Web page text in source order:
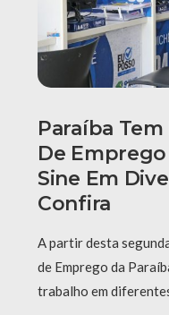
Paraíba
De
Sine Em
Confira
A partir desta
de Emprego da
trabalho em